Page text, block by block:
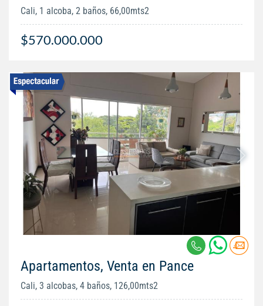
Cali, 1 alcoba, 2 baños, 66,00mts2
$570.000.000
Apartamentos, Venta en Pance
Cali, 3 alcobas, 4 baños, 126,00mts2